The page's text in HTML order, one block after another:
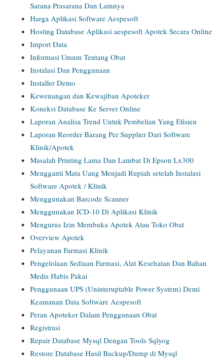
Sarana Prasarana Dan Lainnya
Harga Aplikasi Software Aespesoft
Hosting Database Aplikasi aespesoft Apotek Secara Online
Import Data
Informasi Umum Tentang Obat
Instalasi Dan Penggunaan
Installer Demo
Kewenangan dan Kewajiban Apoteker
Koneksi Database Ke Server Online
Laporan Analisa Trend Untuk Pembelian Yang Efisien
Laporan Reorder Barang Per Supplier Dari Software
Klinik/Apotek
Masalah Printing Lama Dan Lambat Di Epson Lx300
Mengganti Mata Uang Menjadi Rupiah setelah Instalasi
Software Apotek / Klinik
Menggunakan Barcode Scanner
Menggunakan ICD-10 Di Aplikasi Klinik
Mengurus Izin Membuka Apotek Atau Toko Obat
Overview Apotek
Pelayanan Farmasi Klinik
Pengelolaan Sediaan Farmasi, Alat Kesehatan Dan Bahan
Medis Habis Pakai
Penggunaan UPS (Uninteruptable Power System) Demi
Keamanan Data Software Aespesoft
Peran Apoteker Dalam Penggunaan Obat
Registrasi
Repair Database Mysql Dengan Tools Sqlyog
Restore Database Hasil Backup/Dump di Mysql